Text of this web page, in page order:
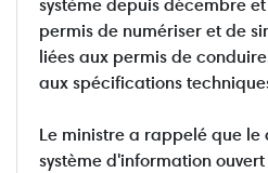
système depuis décembre
permis de numériser et de
liées aux permis de
aux spécifications
Le ministre a rappelé que
système d'information